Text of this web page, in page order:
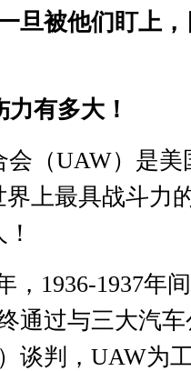
旦被他们盯上
有多大！
会（UAW）是
上最具战斗力
， 1936-1937年
通过与三大汽
谈判， UAW为